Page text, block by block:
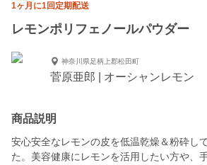
1ヶ月に1回定期配送
レモンポリフェノールパウダー
神奈川県足柄上郡松田町
菅原亜郎 | オーシャンレモン
商品説明
安心安全なレモンの皮を低温乾燥＆粉砕し
た。美容健康にレモンを活用したい方や、